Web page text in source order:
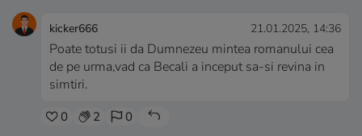
kicker666 21.01.2025, 14:36
Poate totusi ii da Dumnezeu mintea romanului cea
de pe urma,vad ca Becali a inceput sa-si revina in
simtiri.
0 2 0